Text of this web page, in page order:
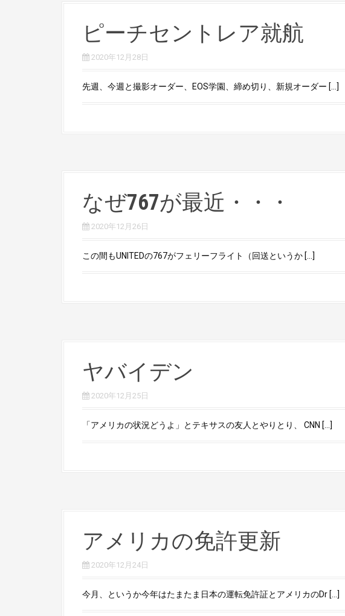
ピーチセントレア就航
2020年12月28日
先週、今週と撮影オーダー、EOS学園、締め切り、新規オーダー […]
なぜ767が最近・・・
2020年12月26日
この間もUNITEDの767がフェリーフライト（回送というか […]
ヤバイデン
2020年12月25日
「アメリカの状況どうよ」とテキサスの友人とやりとり、 CNN […]
アメリカの免許更新
2020年12月24日
今月、というか今年はたまたま日本の運転免許証とアメリカのDr […]